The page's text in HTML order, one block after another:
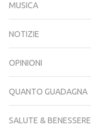
MUSICA
NOTIZIE
OPINIONI
QUANTO GUADAGNA
SALUTE & BENESSERE